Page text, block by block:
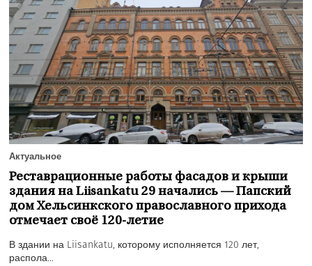
Актуальное
Реставрационные работы фасадов и крыши
здания на Liisankatu 29 начались — Папский
дом Хельсинкского православного прихода
отмечает своё 120-летие
В здании на Liisankatu, которому исполняется 120 лет,
распола...